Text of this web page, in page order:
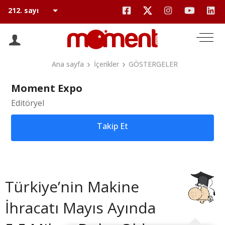
Ana sayfa İçerikler GÖSTERGELER
Moment Expo
Editöryel
Takip Et
Türkiye’nin Makine
İhracatı Mayıs Ayında